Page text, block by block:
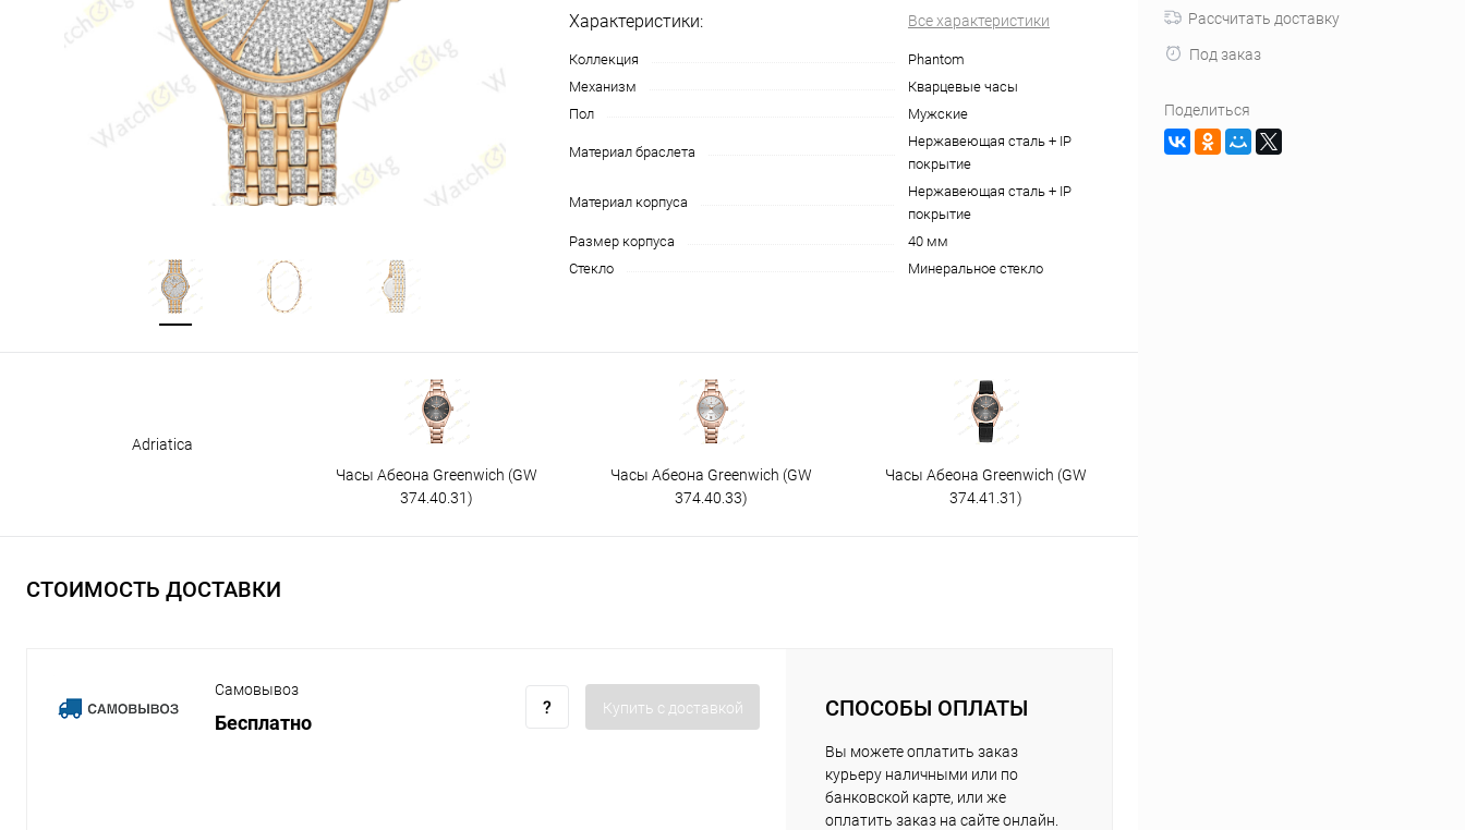
Характеристики: Все характеристики
Коллекция
Phantom
Механизм
Кварцевые часы
Пол
Мужские
Материал браслета
Нержавеющая сталь + IP
покрытие
Материал корпуса
Нержавеющая сталь + IP
покрытие
Размер корпуса
40 мм
Стекло
Минеральное стекло
Adriatica
Часы Абеона Greenwich (GW
374.40.31)
Часы Абеона Greenwich (GW
374.40.33)
Часы Абеона Greenwich (GW
374.41.31)
СТОИМОСТЬ ДОСТАВКИ
Самовывоз
Бесплатно
Купить c доставкой СПОСОБЫ ОПЛАТЫ
Вы можете оплатить заказ
курьеру наличными или по
банковской карте, или же
оплатить заказ на сайте онлайн.
Рассчитать доставку
Под заказ
Поделиться